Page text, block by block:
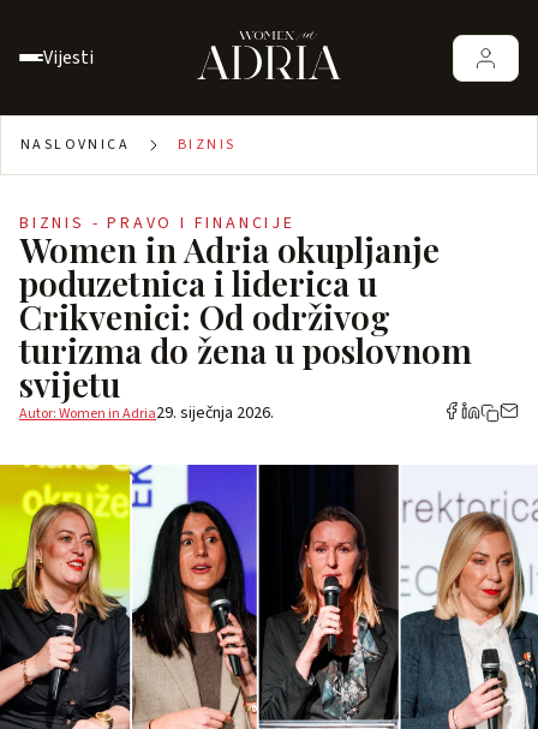
Vijesti
NASLOVNICA BIZNIS
BIZNIS - PRAVO I FINANCIJE
Women in Adria okupljanje
poduzetnica i liderica u
Crikvenici: Od održivog
turizma do žena u poslovnom
svijetu
Autor: Women in Adria29. siječnja 2026.